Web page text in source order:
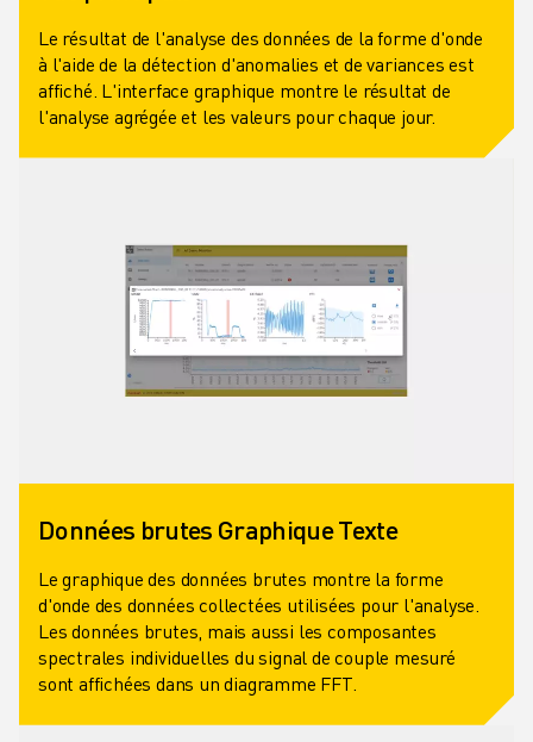
CONTACT
CONTACT
LOCALISATION DES SITES
IMPRESSION
Le résultat de l'analyse des données de la forme d'onde
à l'aide de la détection d'anomalies et de variances est
affiché. L'interface graphique montre le résultat de
l'analyse agrégée et les valeurs pour chaque jour.
Données brutes Graphique Texte
Le graphique des données brutes montre la forme
d'onde des données collectées utilisées pour l'analyse.
Les données brutes, mais aussi les composantes
spectrales individuelles du signal de couple mesuré
sont affichées dans un diagramme FFT.